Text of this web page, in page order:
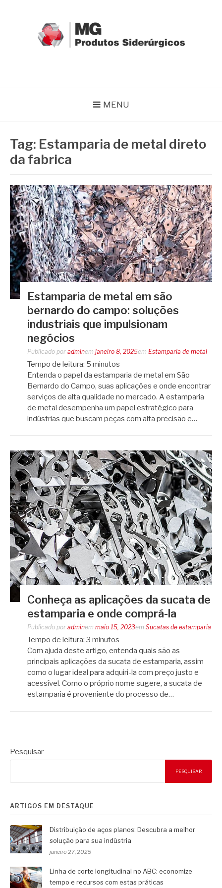
MENU
Tag: Estamparia de metal direto
da fabrica
Estamparia de metal em são
bernardo do campo: soluções
industriais que impulsionam
negócios
Publicado por adminem janeiro 8, 2025em Estamparia de metal
Tempo de leitura: 5 minutos
Entenda o papel da estamparia de metal em São
Bernardo do Campo, suas aplicações e onde encontrar
serviços de alta qualidade no mercado. A estamparia
de metal desempenha um papel estratégico para
indústrias que buscam peças com alta precisão e…
Conheça as aplicações da sucata de
estamparia e onde comprá-la
Publicado por adminem maio 15, 2023em Sucatas de estamparia
Tempo de leitura: 3 minutos
Com ajuda deste artigo, entenda quais são as
principais aplicações da sucata de estamparia, assim
como o lugar ideal para adquiri-la com preço justo e
acessível. Como o próprio nome sugere, a sucata de
estamparia é proveniente do processo de…
Pesquisar
PESQUISAR
ARTIGOS EM DESTAQUE
Distribuição de aços planos: Descubra a melhor
solução para sua indústria
janeiro 27, 2025
Linha de corte longitudinal no ABC: economize
tempo e recursos com estas práticas